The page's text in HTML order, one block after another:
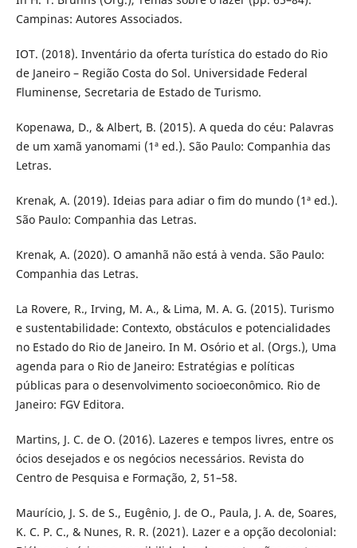
Campinas: Autores Associados.
IOT. (2018). Inventário da oferta turística do estado do Rio
de Janeiro – Região Costa do Sol. Universidade Federal
Fluminense, Secretaria de Estado de Turismo.
Kopenawa, D., & Albert, B. (2015). A queda do céu: Palavras
de um xamã yanomami (1ª ed.). São Paulo: Companhia das
Letras.
Krenak, A. (2019). Ideias para adiar o fim do mundo (1ª ed.).
São Paulo: Companhia das Letras.
Krenak, A. (2020). O amanhã não está à venda. São Paulo:
Companhia das Letras.
La Rovere, R., Irving, M. A., & Lima, M. A. G. (2015). Turismo
e sustentabilidade: Contexto, obstáculos e potencialidades
no Estado do Rio de Janeiro. In M. Osório et al. (Orgs.), Uma
agenda para o Rio de Janeiro: Estratégias e políticas
públicas para o desenvolvimento socioeconômico. Rio de
Janeiro: FGV Editora.
Martins, J. C. de O. (2016). Lazeres e tempos livres, entre os
ócios desejados e os negócios necessários. Revista do
Centro de Pesquisa e Formação, 2, 51–58.
Maurício, J. S. de S., Eugênio, J. de O., Paula, J. A. de, Soares,
K. C. P. C., & Nunes, R. R. (2021). Lazer e a opção decolonial: